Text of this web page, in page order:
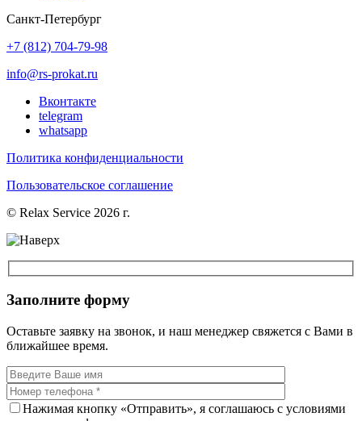
Санкт-Петербург
+7 (812) 704-79-98
info@rs-prokat.ru
Вконтакте
telegram
whatsapp
Политика конфиденциальности
Пользовательское соглашение
© Relax Service 2026 г.
Заполните форму
Оставьте заявку на звонок, и наш менеджер свяжется с Вами в
ближайшее время.
Нажимая кнопку «Отправить», я соглашаюсь с условиями